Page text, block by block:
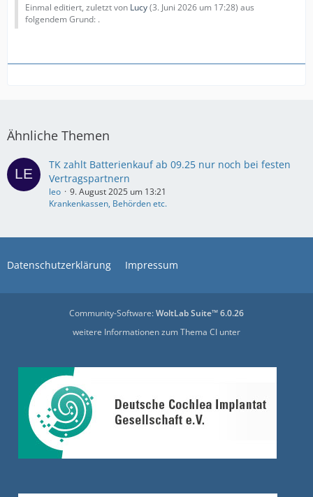
Einmal editiert, zuletzt von Lucy(3. Juni 2026 um 17:28) aus
folgendem Grund: .
Ähnliche Themen
TK zahlt Batterienkauf ab 09.25 nur noch bei festen
Vertragspartnern
leo
9. August 2025 um 13:21
Krankenkassen, Behörden etc.
Datenschutzerklärung Impressum
Community-Software:WoltLab Suite™ 6.0.26
weitere Informationen zum Thema CI unter